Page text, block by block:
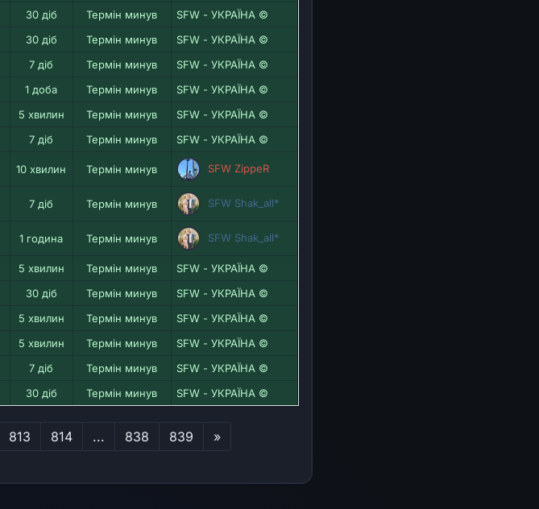
30 діб Термін минув
SFW - УКРАЇНА ©
30 діб Термін минув
SFW - УКРАЇНА ©
7 діб Термін минув
SFW - УКРАЇНА ©
1 доба Термін минув
SFW - УКРАЇНА ©
5 хвилин Термін минув
SFW - УКРАЇНА ©
7 діб Термін минув SFW - УКРАЇНА ©
10 хвилин Термін минув SFW ZippeR
7 діб Термін минув SFW Shak_all*
1 година Термін минув SFW Shak_all*
5 хвилин Термін минув
SFW - УКРАЇНА ©
30 діб Термін минув
SFW - УКРАЇНА ©
5 хвилин Термін минув
SFW - УКРАЇНА ©
5 хвилин Термін минув
SFW - УКРАЇНА ©
7 діб Термін минув
SFW - УКРАЇНА ©
30 діб Термін минув SFW - УКРАЇНА ©
813 814 ... 838 839 »Последняя